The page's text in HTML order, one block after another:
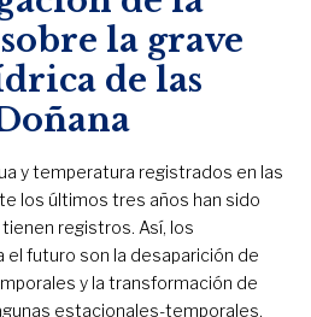
la grave
de las
y temperatura registrados en las
los últimos tres años han sido
registros. Así, los
futuro son la desaparición de
y la transformación de
estacionales-temporales.